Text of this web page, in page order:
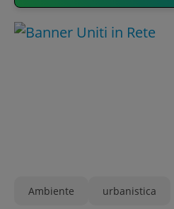
Ambiente urbanistica